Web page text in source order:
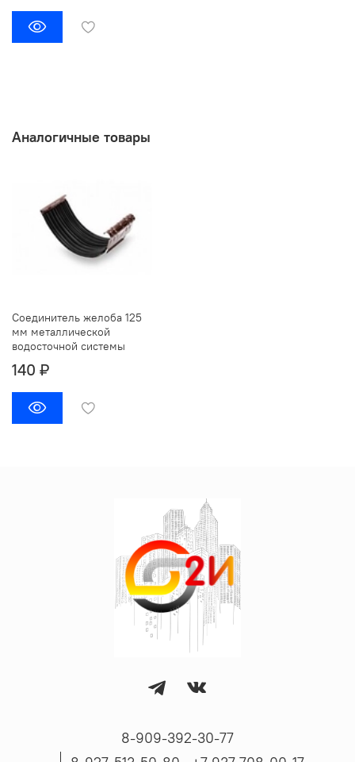
Аналогичные товары
Соединитель желоба 125
мм металлической
водосточной системы
140 ₽
8-909-392-30-77